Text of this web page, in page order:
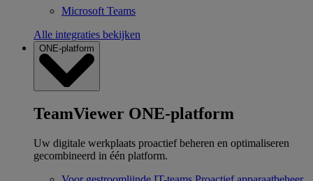
Microsoft Teams
Alle integraties bekijken
ONE-platform
TeamViewer ONE-platform
Uw digitale werkplaats proactief beheren en optimaliseren
gecombineerd in één platform.